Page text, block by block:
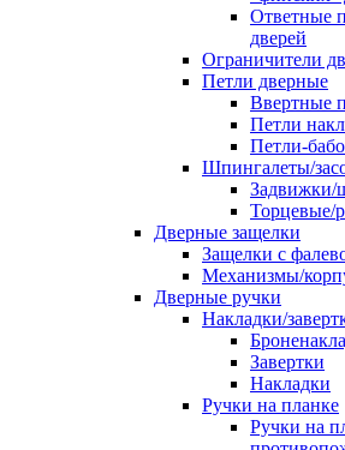
Ответные
дверей
Ограничители
Петли дверные
Ввертные
Петли
Петли-
Шпингалеты/
Задвижки/
Торцевые/
Дверные защелки
Защелки с
Механизмы/
Дверные ручки
Накладки/
Завертки
Накладки
Ручки на планке
Ручки на